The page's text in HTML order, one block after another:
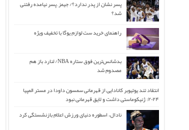
پسر نشان از پدر ندارد؟/ جیمز ِ پسر نیامده رفتنی
شد؟
راهنمای خرید ست لوازم یوگا با تخفیف ویژه
بدشانس‌ترین فوق ستاره NBA/ لنارد باز هم
مصدوم شد
انتقاد تند یوتیوبر کانادایی از قهرمانی سمسون داودا در مستر المپیا
۲۰۲۴: ژنیکوماستی داشت و لایق قهرمانی نبود
نادال، اسطوره دنیای ورزش اعلام بازنشستگی کرد